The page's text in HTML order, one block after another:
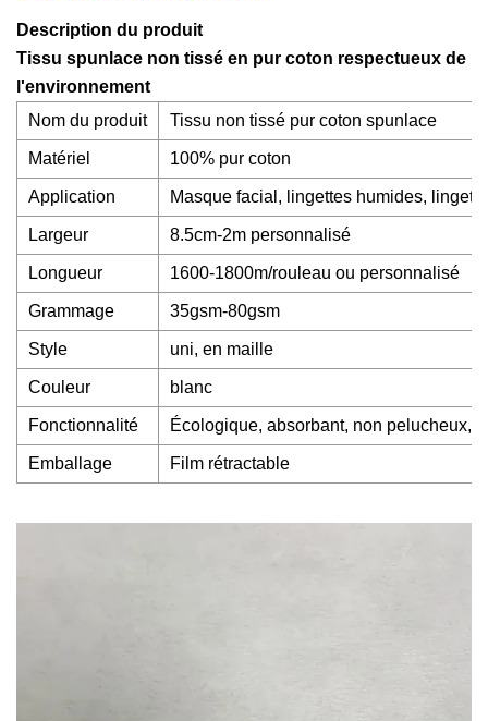
Description du produit
Tissu spunlace non tissé en pur coton respectueux de
l'environnement
Nom du produit
Tissu non tissé pur coton spunlace
Matériel 100% pur coton
Application Masque facial, lingettes humides,
Largeur 8.5cm-2m personnalisé
Longueur 1600-1800m/rouleau ou personnalisé
Grammage 35gsm-80gsm
Style uni, en maille
Couleur blanc
Fonctionnalité Écologique, absorbant, non pelucheux,
Emballage Film rétractable